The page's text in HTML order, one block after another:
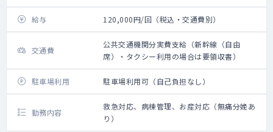
給与 120,000円/回（税込・交通費別）
交通費
公共交通機関分実費支給（新幹線（自由
席）・タクシー利用の場合は要領収書）
駐車場利用 駐車場利用可（自己負担なし）
勤務内容
救急対応、病棟管理、お産対応（無痛分娩あ
り）